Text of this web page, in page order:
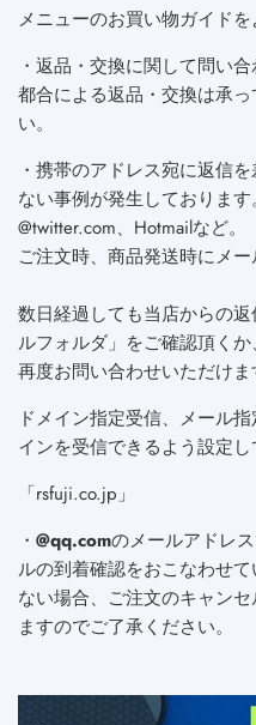
メニューのお買い物ガイドを
・返品・交換に関して問い
都合による返品・交換は承
い。
・携帯のアドレス宛に返信
ない事例が発生しております
@twitter.com、Hotmailなど。
ご注文時、商品発送時にメー
数日経過しても当店からの
ルフォルダ」をご確認頂くか
再度お問い合わせいただけま
ドメイン指定受信、メール
インを受信できるよう設定し
「rsfuji.co.jp」
・ @qq.comのメールアドレ
ルの到着確認をおこなわせ
ない場合、ご注文のキャン
ますのでご了承ください。